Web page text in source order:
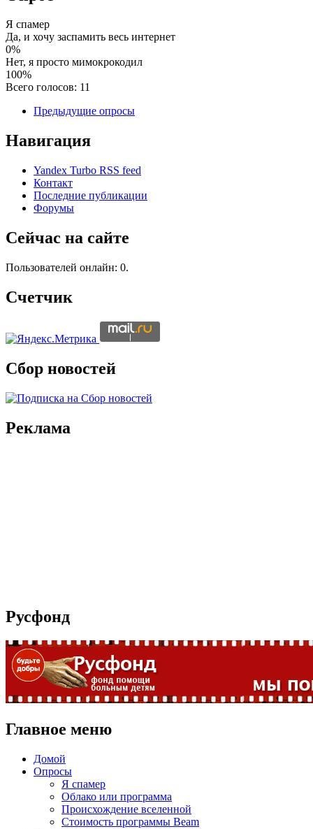
Я спамер
Да, и хочу заспамить весь интернет
0%
Нет, я просто мимокрокодил
100%
Всего голосов: 11
Предыдущие опросы
Навигация
Yandex Turbo RSS feed
Контакт
Последние публикации
Форумы
Сейчас на сайте
Пользователей онлайн: 0.
Счетчик
Сбор новостей
Реклама
Русфонд
Главное меню
Домой
Опросы
Я спамер
Облако или программа
Происхождение вселенной
Стоимость программы Beam